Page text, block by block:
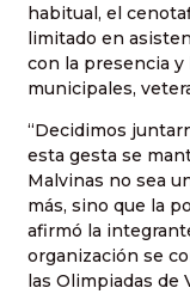
habitual, el
limitado en
con la presencia y
municipales,
“Decidimos
esta gesta se
Malvinas no sea
más, sino que la
afirmó la
organización se
las Olimpiadas de